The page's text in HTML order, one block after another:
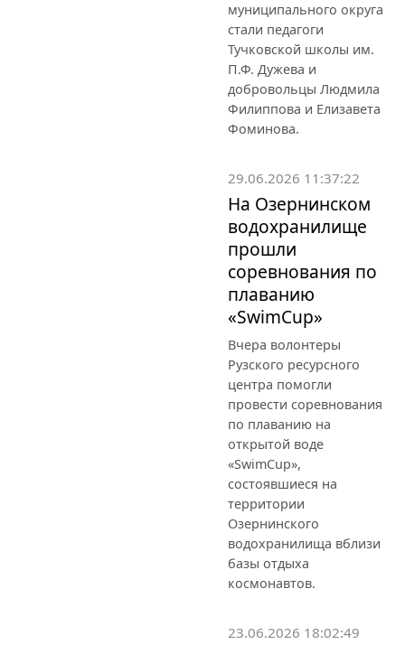
муниципального округа
стали педагоги
Тучковской школы им.
П.Ф. Дужева и
добровольцы Людмила
Филиппова и Елизавета
Фоминова.
29.06.2026 11:37:22
На Озернинском
водохранилище
прошли
соревнования по
плаванию
«SwimCup»
Вчера волонтеры
Рузского ресурсного
центра помогли
провести соревнования
по плаванию на
открытой воде
«SwimCup»,
состоявшиеся на
территории
Озернинского
водохранилища вблизи
базы отдыха
космонавтов.
23.06.2026 18:02:49